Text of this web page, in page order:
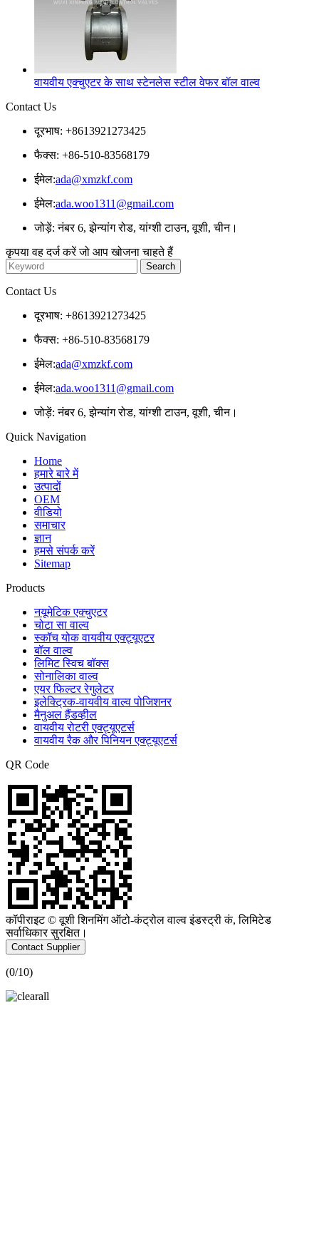
वायवीय एक्चुएटर के साथ स्टेनलेस स्टील वेफर बॉल वाल्व
Contact Us
दूरभाष: +8613921273425
फैक्स: +86-510-83568179
ईमेल:ada@xmzkf.com
ईमेल:ada.woo1311@gmail.com
जोड़ें: नंबर 6, झेन्यांग रोड, यांग्शी टाउन, वूशी, चीन।
कृपया वह दर्ज करें जो आप खोजना चाहते हैं
Contact Us
दूरभाष: +8613921273425
फैक्स: +86-510-83568179
ईमेल:ada@xmzkf.com
ईमेल:ada.woo1311@gmail.com
जोड़ें: नंबर 6, झेन्यांग रोड, यांग्शी टाउन, वूशी, चीन।
Quick Navigation
Home
हमारे बारे में
उत्पादों
OEM
वीडियो
समाचार
ज्ञान
हमसे संपर्क करें
Sitemap
Products
नयूमेटिक एक्चुएटर
चोटा सा वाल्व
स्कॉच योक वायवीय एक्ट्यूएटर
बॉल वाल्व
लिमिट स्विच बॉक्स
सोनालिका वाल्व
एयर फिल्टर रेगुलेटर
इलेक्ट्रिक-वायवीय वाल्व पोजिशनर
मैनुअल हैंडव्हील
वायवीय रोटरी एक्ट्यूएटर्स
वायवीय रैक और पिनियन एक्ट्यूएटर्स
QR Code
कॉपीराइट © वूशी शिनमिंग ऑटो-कंट्रोल वाल्व इंडस्ट्री कं, लिमिटेड
सर्वाधिकार सुरक्षित।
Contact Supplier
(0/10)